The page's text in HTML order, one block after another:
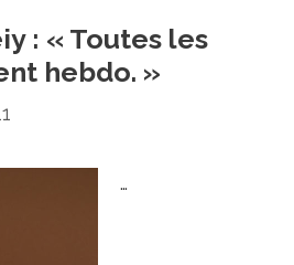
: « Toutes les
hebdo. »
…